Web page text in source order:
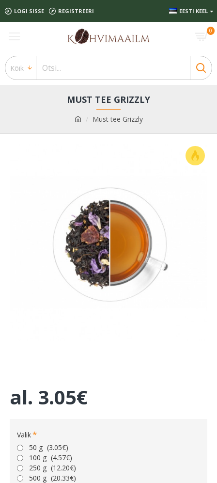
LOGI SISSE REGISTREERI EESTI KEEL
0
Kõik
Must tee Grizzly
MUST TEE GRIZZLY
al. 3.05€
Valik
50 g (3.05€)
100 g (4.57€)
250 g (12.20€)
500 g (20.33€)